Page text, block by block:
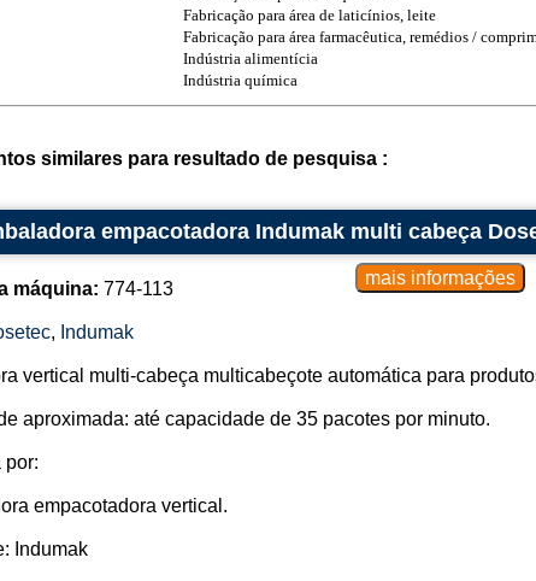
Fabricação para área de laticínios, leite
Fabricação para área farmacêutica, remédios /
Indústria alimentícia
Indústria química
similares para resultado de pesquisa :
empacotadora Indumak multi cabeça
máquina: 774-113
, Indumak
vertical multi-cabeça multicabeçote automática para
aproximada: até capacidade de 35 pacotes por minuto.
por:
empacotadora vertical.
Indumak